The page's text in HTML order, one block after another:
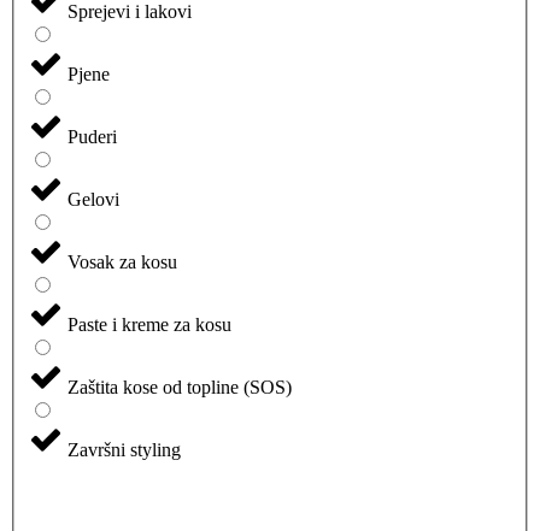
Sprejevi i lakovi
Pjene
Puderi
Gelovi
Vosak za kosu
Paste i kreme za kosu
Zaštita kose od topline (SOS)
Završni styling